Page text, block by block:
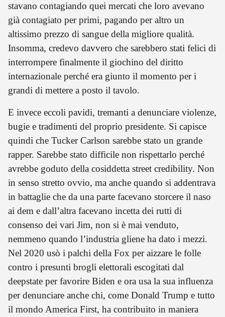
stavano contagiando quei mercati che loro avevano
già contagiato per primi, pagando per altro un
altissimo prezzo di sangue della migliore qualità.
Insomma, credevo davvero che sarebbero stati felici di
interrompere finalmente il giochino del diritto
internazionale perché era giunto il momento per i
grandi di mettere a posto il tavolo.
E invece eccoli pavidi, tremanti a denunciare violenze,
bugie e tradimenti del proprio presidente. Si capisce
quindi che Tucker Carlson sarebbe stato un grande
rapper. Sarebbe stato difficile non rispettarlo perché
avrebbe goduto della cosiddetta street credibility. Non
in senso stretto ovvio, ma anche quando si addentrava
in battaglie che da una parte facevano storcere il naso
ai dem e dall’altra facevano incetta dei rutti di
consenso dei vari Jim, non si è mai venduto,
nemmeno quando l’industria gliene ha dato i mezzi.
Nel 2020 usò i palchi della Fox per aizzare le folle
contro i presunti brogli elettorali escogitati dal
deepstate per favorire Biden e ora usa la sua influenza
per denunciare anche chi, come Donald Trump e tutto
il mondo America First, ha contribuito in maniera